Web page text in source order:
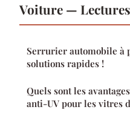
Voiture —
Serrurier automobile à
solutions rapides !
Quels sont les
anti-UV pour les vitres